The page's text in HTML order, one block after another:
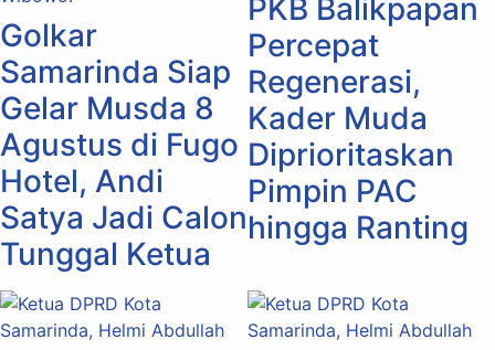
Golkar
Samarinda Siap
Gelar Musda 8
Agustus di Fugo
Hotel, Andi
Satya Jadi Calon
Tunggal Ketua
PKB Balikpapan
Percepat
Regenerasi,
Kader Muda
Diprioritaskan
Pimpin PAC
hingga Ranting